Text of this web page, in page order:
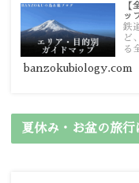
【
ッ
鉄
ど
る
ガ
banzokubiology.com
夏休み・お盆の旅行